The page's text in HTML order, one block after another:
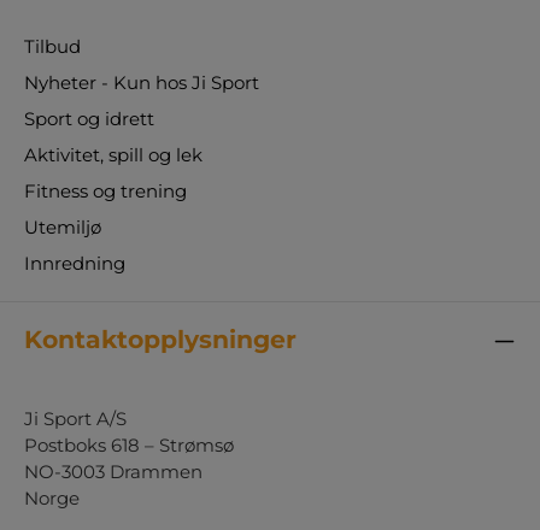
Tilbud
Nyheter - Kun hos Ji Sport
Sport og idrett
Aktivitet, spill og lek
Fitness og trening
Utemiljø
Innredning
Kontaktopplysninger
Ji Sport A/S
Postboks 618 – Strømsø
NO-3003 Drammen
Norge